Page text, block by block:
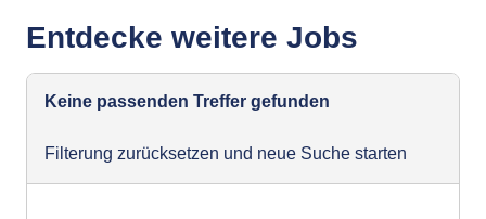
Entdecke weitere Jobs
Keine passenden Treffer gefunden
Filterung zurücksetzen und neue Suche starten